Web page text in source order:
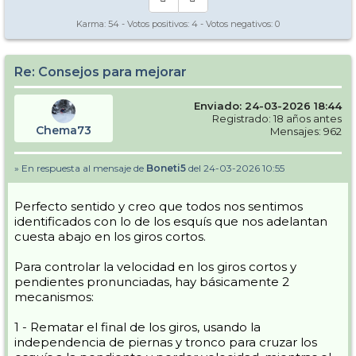
Karma: 54 - Votos positivos: 4 - Votos negativos: 0
Re: Consejos para mejorar
Chema73
Enviado: 24-03-2026 18:44
Registrado: 18 años antes
Mensajes: 962
» En respuesta al mensaje de Boneti5 del 24-03-2026 10:55
Perfecto sentido y creo que todos nos sentimos
identificados con lo de los esquís que nos adelantan
cuesta abajo en los giros cortos.
Para controlar la velocidad en los giros cortos y
pendientes pronunciadas, hay básicamente 2
mecanismos:
1 - Rematar el final de los giros, usando la
independencia de piernas y tronco para cruzar los